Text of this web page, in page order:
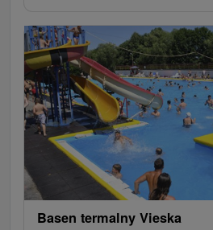
Basen termalny Vieska